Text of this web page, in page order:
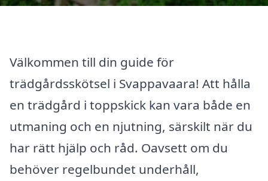
Välkommen till din guide för
trädgårdsskötsel i Svappavaara! Att hålla
en trädgård i toppskick kan vara både en
utmaning och en njutning, särskilt när du
har rätt hjälp och råd. Oavsett om du
behöver regelbundet underhåll,